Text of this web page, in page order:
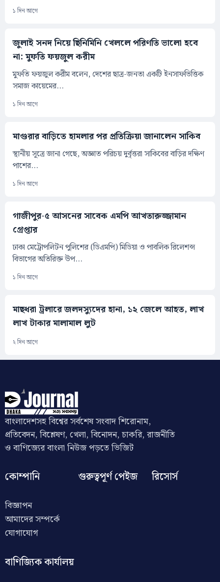
১ দিন আগে
জুলাই সনদ নিয়ে ছিনিমিনি খেললে পরিণতি ভালো হবে
না: মুফতি ফয়জুল করীম
মুফতি ফয়জুল করীম বলেন, দেশের ছাত্র-জনতা একটি ইনসাফভিত্তিক
সমাজ কায়েমের...
১ দিন আগে
মাগুরার বাড়িতে হামলার পর প্রতিক্রিয়া জানালেন সাকিব
স্থানীয় সূত্রে জানা গেছে, অজ্ঞাত পরিচয় দুর্বৃত্তরা সাকিবের বাড়ির দক্ষিণ
পাশের...
১ দিন আগে
গাজীপুর-৫ আসনের সাবেক এমপি আখতারুজ্জামান
গ্রেপ্তার
ঢাকা মেট্রোপলিটন পুলিশের (ডিএমপি) মিডিয়া ও পাবলিক রিলেশন্স
বিভাগের অতিরিক্ত উপ...
১ দিন আগে
মাছধরা ট্রলারে জলদস্যুদের হানা, ১২ জেলে আহত, লাখ
লাখ টাকার মালামাল লুট
২ দিন আগে
বাংলাদেশসহ বিশ্বের সর্বশেষ সংবাদ শিরোনাম,
প্রতিবেদন, বিশ্লেষণ, খেলা, বিনোদন, চাকরি, রাজনীতি
ও বাণিজ্যের বাংলা নিউজ পড়তে ভিজিট
কোম্পানি
বিজ্ঞাপন
আমাদের সম্পর্কে
যোগাযোগ
গুরুত্বপূর্ণ পেইজ রিসোর্স
বাণিজ্যিক কার্যালয়